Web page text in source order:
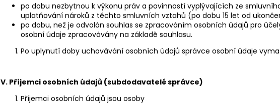
po dobu nezbytnou k výkonu práv a povinností vyplývajících ze
uplatňování nároků z těchto smluvních vztahů (po dobu 15 let od
po dobu, než je odvolán souhlas se zpracováním osobních údajů pro
osobní údaje zpracovávány na základě souhlasu.
Po uplynutí doby uchovávání osobních údajů správce osobní údaje
V. Příjemci osobních údajů (subdodavatelé správce)
Příjemci osobních údajů jsou osoby